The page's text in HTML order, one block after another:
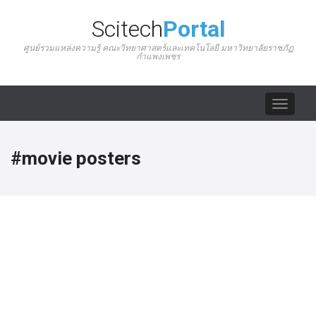
ScitechPortal
ศูนย์รวมแหล่งความรู้ คณะวิทยาศาสตร์และเทคโนโลยี มหาวิทยาลัยราชภัฏ
กำแพงเพชร
Toggle
#movie posters